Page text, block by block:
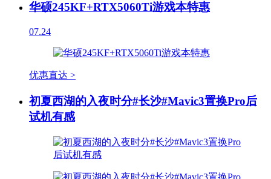
华硕245KF+RTX5060Ti游戏本特惠
07.24
优惠直达 >
初夏西湖的入夜时分#长沙#Mavic3置换Pro后
试机有感